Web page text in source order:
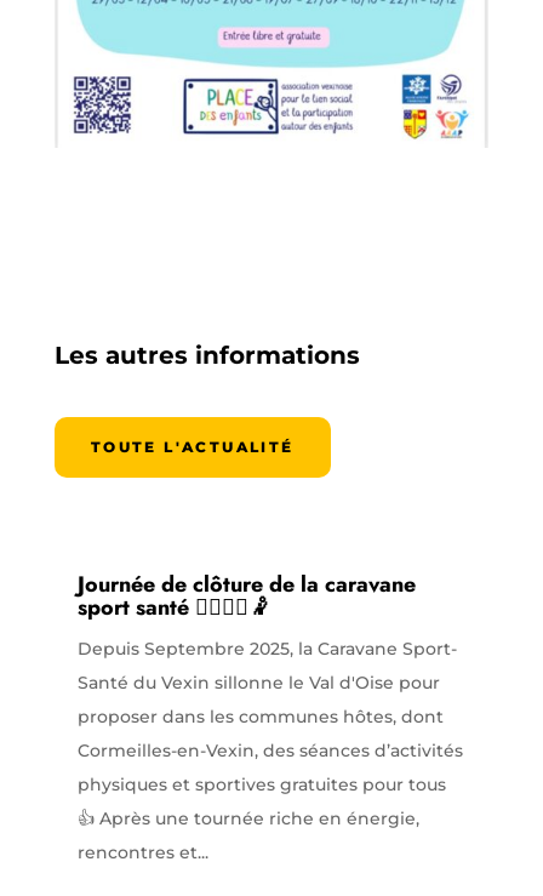
Les autres informations
TOUTE L'ACTUALITÉ
Journée de clôture de la caravane
sport santé 🤸‍♂️⛹️‍♀️🤾
Depuis Septembre 2025, la Caravane Sport-
Santé du Vexin sillonne le Val d'Oise pour
proposer dans les communes hôtes, dont
Cormeilles-en-Vexin, des séances d’activités
physiques et sportives gratuites pour tous
👍 Après une tournée riche en énergie,
rencontres et...